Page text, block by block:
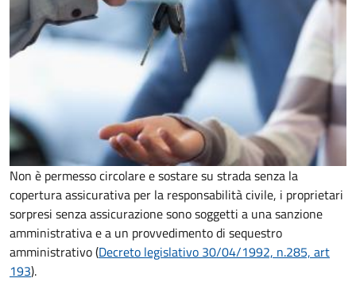
Non è permesso circolare e sostare su strada senza la
copertura assicurativa per la responsabilità civile, i proprietari
sorpresi senza assicurazione sono soggetti a una sanzione
amministrativa e a un provvedimento di sequestro
amministrativo (Decreto legislativo 30/04/1992, n.285, art
193).